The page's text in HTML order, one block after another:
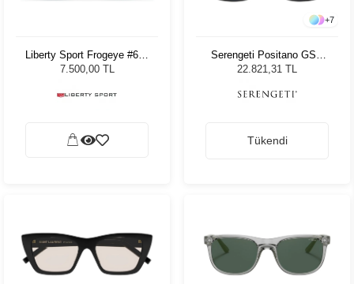
Liberty Sport Frogeye #630
Blue Fade Crystal 41
7.500,00 TL
+7
Serengeti Positano GSG
8982 Erkek Güneş Gözlüğü
22.821,31 TL
Tükendi